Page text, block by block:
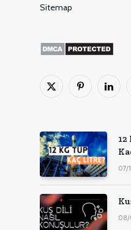
Sitemap
X
Pinterest'in
12
07/
08/